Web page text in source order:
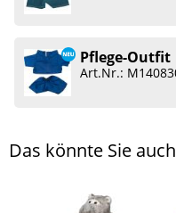
Pflege-Outfit
Art.Nr.:
Das könnte Sie